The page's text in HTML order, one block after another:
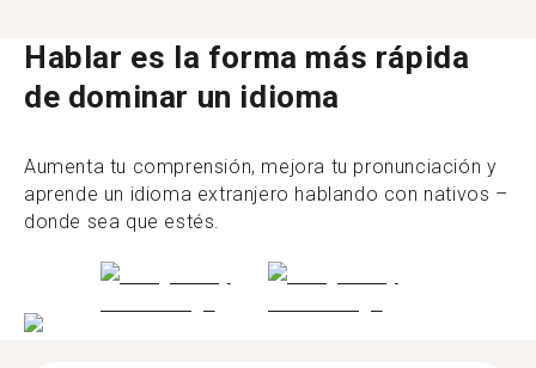
Hablar es la forma más rápida
de dominar un idioma
Aumenta tu comprensión, mejora tu pronunciación y
aprende un idioma extranjero hablando con nativos –
donde sea que estés.